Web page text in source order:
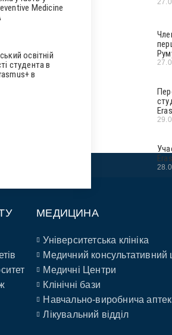
Medicine
освітній
студента в
в
МЕДИЦИНА
Університетська клініка
Медичний консультативний
Медичні Центри
Клінічні бази
Навчально-виробнича
Лікувальний відділ